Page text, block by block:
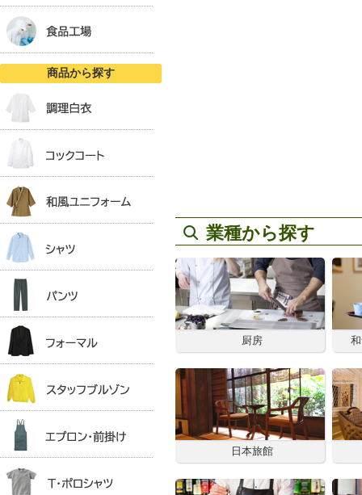
商品から探す
業種から探す
厨房
日本旅館